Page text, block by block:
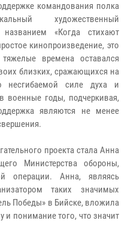
командования полка
художественный
«Когда стихают
кинопроизведение, это
времена оставался
близких, сражающихся на
несгибаемой силе духа и
военные годы, подчеркивая,
являются не менее
проекта стала Анна
Министерства обороны,
операции. Анна, являясь
таких значимых
Победы» в Бийске, вложила
понимание того, что значит